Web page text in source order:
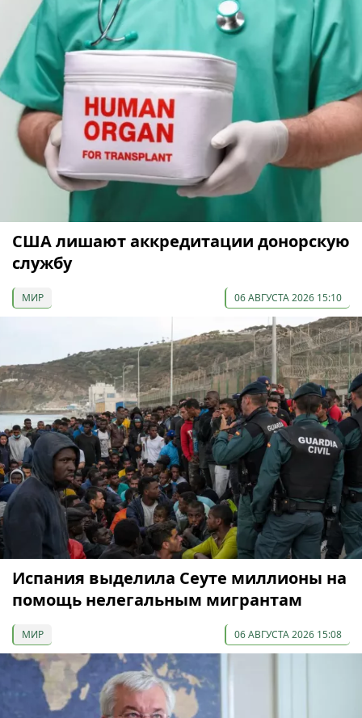
США лишают аккредитации донорскую
службу
МИР 06 АВГУСТА 2026 15:10
Испания выделила Сеуте миллионы на
помощь нелегальным мигрантам
МИР 06 АВГУСТА 2026 15:08